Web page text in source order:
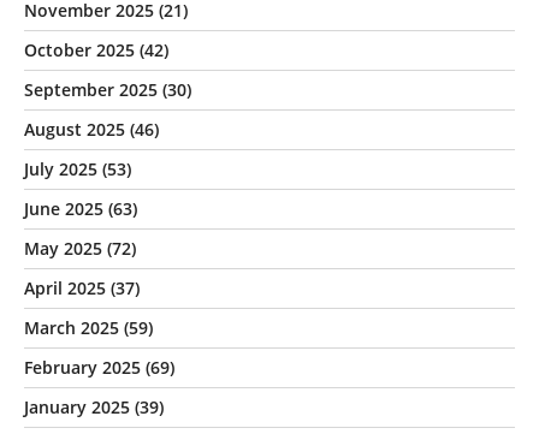
November 2025 (21)
October 2025 (42)
September 2025 (30)
August 2025 (46)
July 2025 (53)
June 2025 (63)
May 2025 (72)
April 2025 (37)
March 2025 (59)
February 2025 (69)
January 2025 (39)